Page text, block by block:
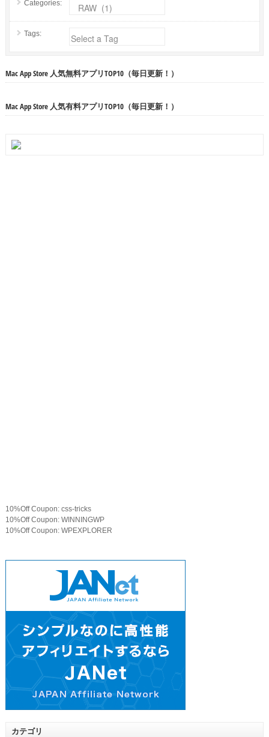
Categories:
Tags:
Mac App Store 人気無料アプリTOP10（毎日更新！）
Mac App Store 人気有料アプリTOP10（毎日更新！）
10%Off Coupon: css-tricks
10%Off Coupon: WINNINGWP
10%Off Coupon: WPEXPLORER
カテゴリ